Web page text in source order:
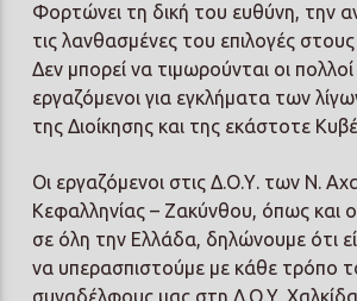
Φορτώνει τη δική του ευθύνη, την
τις λανθασμένες του επιλογές
Δεν μπορεί να τιμωρούνται οι πολλοί
εργαζόμενοι για εγκλήματα των
της Διοίκησης και της εκάστοτε
Οι εργαζόμενοι στις Δ.Ο.Υ. των Ν.
Κεφαλληνίας – Ζακύνθου, όπως και
σε όλη την Ελλάδα, δηλώνουμε ότι
να υπερασπιστούμε με κάθε τρόπο
συναδέλφους μας στη Δ.Ο.Υ.